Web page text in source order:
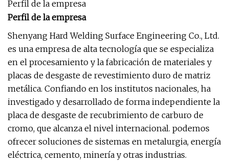
Perfil de la empresa
Perfil de la empresa
Shenyang Hard Welding Surface Engineering Co., Ltd.
es una empresa de alta tecnología que se especializa
en el procesamiento y la fabricación de materiales y
placas de desgaste de revestimiento duro de matriz
metálica. Confiando en los institutos nacionales, ha
investigado y desarrollado de forma independiente la
placa de desgaste de recubrimiento de carburo de
cromo, que alcanza el nivel internacional. podemos
ofrecer soluciones de sistemas en metalurgia, energía
eléctrica, cemento, minería y otras industrias.